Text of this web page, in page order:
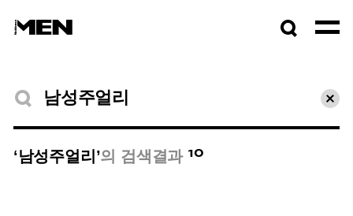
검색결과
초기
‘남성주얼리’의 검색결과 10